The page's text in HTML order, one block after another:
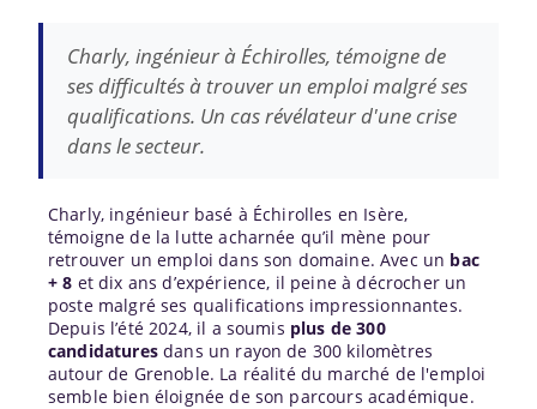
Charly, ingénieur à Échirolles, témoigne de
ses difficultés à trouver un emploi malgré ses
qualifications. Un cas révélateur d'une crise
dans le secteur.
Charly, ingénieur basé à Échirolles en Isère,
témoigne de la lutte acharnée qu’il mène pour
retrouver un emploi dans son domaine. Avec un bac
+ 8 et dix ans d’expérience, il peine à décrocher un
poste malgré ses qualifications impressionnantes.
Depuis l’été 2024, il a soumis plus de 300
candidaturesdans un rayon de 300 kilomètres
autour de Grenoble. La réalité du marché de l'emploi
semble bien éloignée de son parcours académique.